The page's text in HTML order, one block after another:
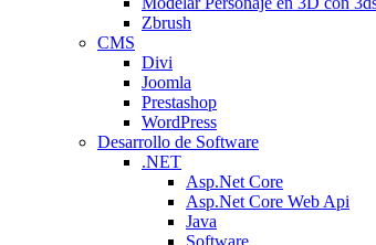
Zbrush
CMS
Divi
Joomla
Prestashop
WordPress
Desarrollo de Software
.NET
Asp.Net Core
Asp.Net Core Web Api
Java